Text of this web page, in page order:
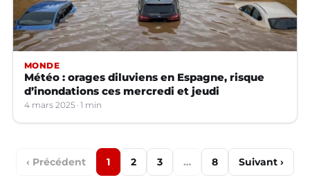
MONDE
Météo : orages diluviens en Espagne, risque
d’inondations ces mercredi et jeudi
4 mars 2025 1 min
‹ Précédent 1 2 3 … 8 Suivant ›